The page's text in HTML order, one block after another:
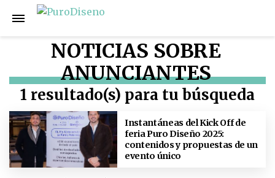
NOTICIAS SOBRE
ANUNCIANTES
1 resultado(s) para tu búsqueda
Instantáneas del Kick Off de
feria Puro Diseño 2025:
contenidos y propuestas de un
evento único